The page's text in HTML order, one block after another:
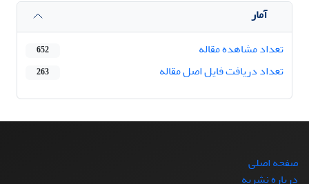
آمار
تعداد مشاهده مقاله
652
تعداد دریافت فایل اصل مقاله 263
صفحه اصلی
درباره نشریه